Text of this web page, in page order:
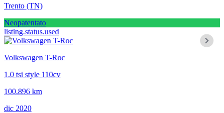
Trento (TN)
Neopatentato
listing.status.used
Volkswagen T-Roc
1.0 tsi style 110cv
100.896 km
dic 2020